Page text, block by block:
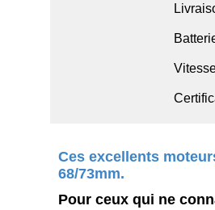
Ces excellents
68/73mm.
Pour ceux qui ne